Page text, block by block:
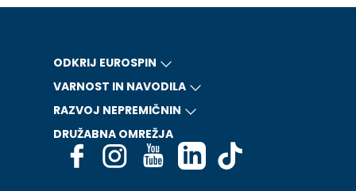
ODKRIJ EUROSPIN
VARNOST IN NAVODILA
RAZVOJ NEPREMIČNIN
DRUŽABNA OMREŽJA